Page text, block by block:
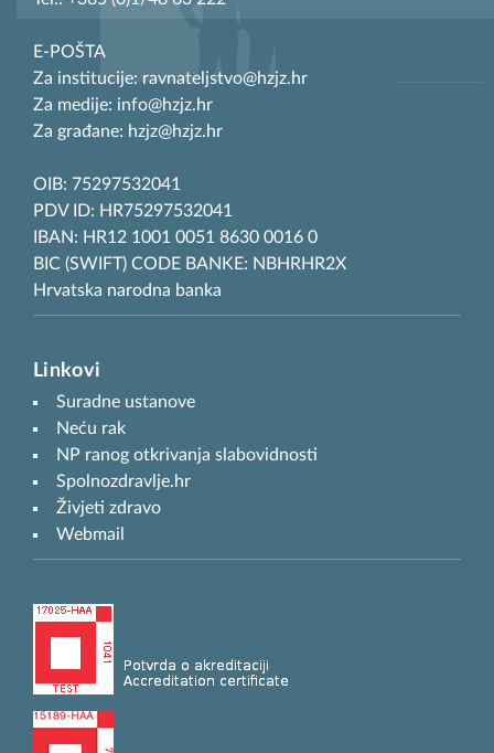
E-POŠTA
Za institucije: ravnateljstvo@hzjz.hr
Za medije: info@hzjz.hr
Za građane: hzjz@hzjz.hr
OIB: 75297532041
PDV ID: HR75297532041
IBAN: HR12 1001 0051 8630 0016 0
BIC (SWIFT) CODE BANKE: NBHRHR2X
Hrvatska narodna banka
Linkovi
Suradne ustanove
Neću rak
NP ranog otkrivanja slabovidnosti
Spolnozdravlje.hr
Živjeti zdravo
Webmail